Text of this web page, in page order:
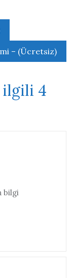
– (Ücretsiz)
ilgili 4
bilgi